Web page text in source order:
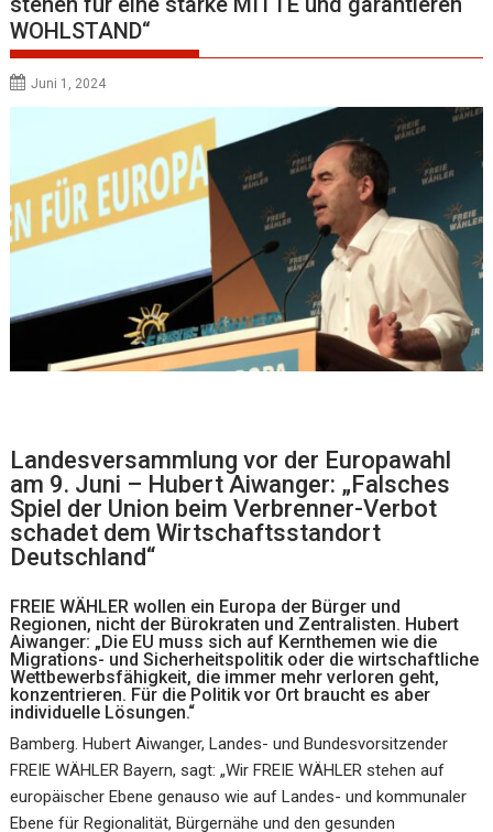
WOHLSTAND“
Juni 1, 2024
Landesversammlung vor der Europawahl
am 9. Juni – Hubert Aiwanger: „Falsches
Spiel der Union beim Verbrenner-Verbot
schadet dem Wirtschaftsstandort
Deutschland“
FREIE WÄHLER wollen ein Europa der Bürger und
Regionen, nicht der Bürokraten und Zentralisten. Hubert
Aiwanger: „Die EU muss sich auf Kernthemen wie die
Migrations- und Sicherheitspolitik oder die wirtschaftliche
Wettbewerbsfähigkeit, die immer mehr verloren geht,
konzentrieren. Für die Politik vor Ort braucht es aber
individuelle Lösungen.“
Bamberg. Hubert Aiwanger, Landes- und Bundesvorsitzender
FREIE WÄHLER Bayern, sagt: „Wir FREIE WÄHLER stehen auf
europäischer Ebene genauso wie auf Landes- und kommunaler
Ebene für Regionalität, Bürgernähe und den gesunden